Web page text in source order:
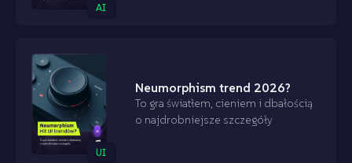
AI
UI
Neumorphism trend 2026?
To gra światłem, cieniem i dbałością
o najdrobniejsze szczegóły